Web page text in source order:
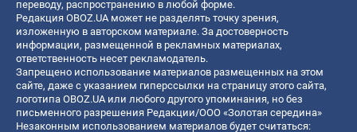
переводу, распространению в любой форме.
Редакция OBOZ.UA может не разделять точку зрения,
изложенную в авторском материале. За достоверность
информации, размещенной в рекламных материалах,
ответственность несет рекламодатель.
Запрещено использование материалов размещенных на этом
сайте, даже с указанием гиперссылки на страницу этого сайта,
логотипа OBOZ.UA или любого другого упоминания, но без
письменного разрешения Редакции/ООО «Золотая середина»
Незаконным использованием материалов будет считаться: